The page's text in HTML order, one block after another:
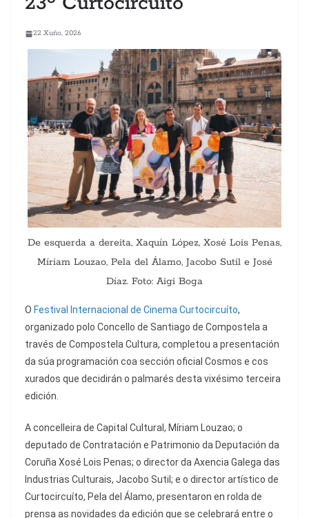
22 Xuño, 2026
De esquerda a dereita, Xaquín López, Xosé Lois Penas,
Míriam Louzao, Pela del Álamo, Jacobo Sutil e José
Díaz. Foto: Aigi Boga
O Festival Internacional de Cinema Curtocircuíto,
organizado polo Concello de Santiago de Compostela a
través de Compostela Cultura, completou a presentación
da súa programación coa sección oficial Cosmos e cos
xurados que decidirán o palmarés desta vixésimo terceira
edición.
A concelleira de Capital Cultural, Míriam Louzao; o
deputado de Contratación e Patrimonio da Deputación da
Coruña Xosé Lois Penas; o director da Axencia Galega das
Industrias Culturais, Jacobo Sutil; e o director artístico de
Curtocircuíto, Pela del Álamo, presentaron en rolda de
prensa as novidades da edición que se celebrará entre o